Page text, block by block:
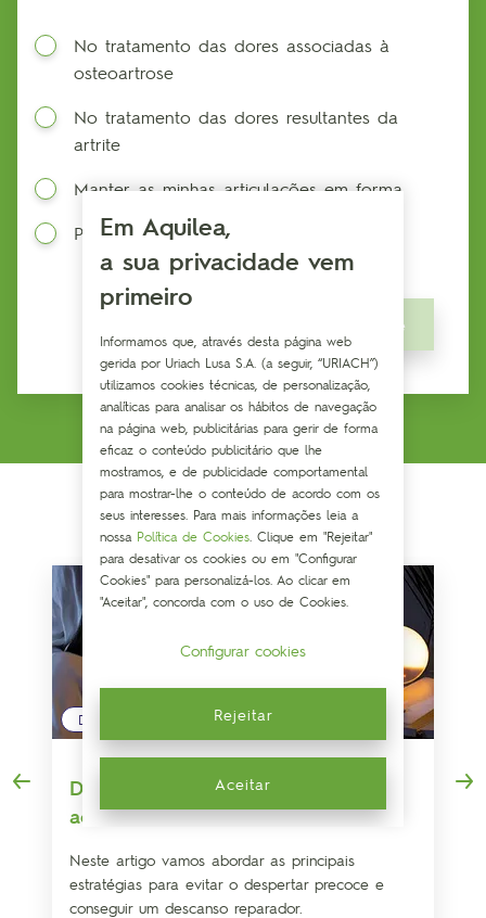
No tratamento das dores associadas à
osteoartrose
No tratamento das dores resultantes da
artrite
Manter as minhas articulações em forma
Prevenir o desgaste das articulações
Seguinte
NOTÍCIAS DA NATUREZA
DESCANSO
Despertar precoce: Truque para não
acordar durante a noite
Neste artigo vamos abordar as principais
estratégias para evitar o despertar precoce e
conseguir um descanso reparador.
Em Aquilea,
a sua privacidade vem
primeiro
Informamos que, através desta página web
gerida por Uriach Lusa S.A. (a seguir, “URIACH”)
utilizamos cookies técnicas, de personalização,
analíticas para analisar os hábitos de navegação
na página web, publicitárias para gerir de forma
eficaz o conteúdo publicitário que lhe
mostramos, e de publicidade comportamental
para mostrar-lhe o conteúdo de acordo com os
seus interesses. Para mais informações leia a
nossa Política de Cookies . Clique em "Rejeitar"
para desativar os cookies ou em "Configurar
Cookies" para personalizá-los. Ao clicar em
"Aceitar", concorda com o uso de Cookies.
Configurar cookies
Rejeitar
Aceitar